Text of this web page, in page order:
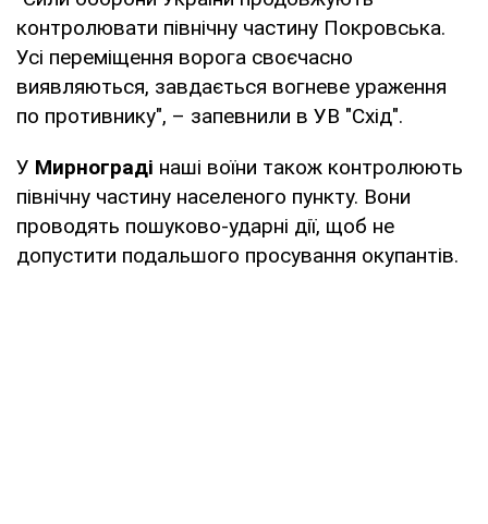
контролювати північну частину Покровська.
Усі переміщення ворога своєчасно
виявляються, завдається вогневе ураження
по противнику", – запевнили в УВ "Схід".
У Мирнограді наші воїни також контролюють
північну частину населеного пункту. Вони
проводять пошуково-ударні дії, щоб не
допустити подальшого просування окупантів.